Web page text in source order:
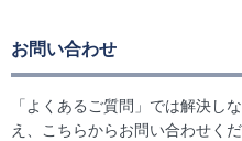
お問い合わせ
「よくあるご質問」では解決し
え、こちらからお問い合わせくだ